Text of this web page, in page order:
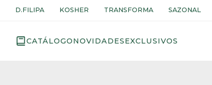
D.FILIPA KOSHER TRANSFORMA SAZONAL
CATÁLOGONOVIDADESEXCLUSIVOS